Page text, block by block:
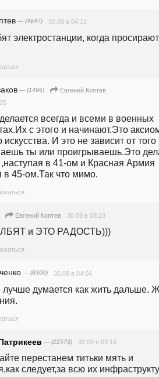
— (4947) 30.09 в 04:12
электростанции, когда просирают
— (1496)
Евгений Коптев
всегда и всеми в военных
с этого и начинают.Это
искусства. И это не зависит от того
ты или проигрываешь.Это
в 41-ом и Красная Армия
в 45-ом.Так что мимо.
Евгений Коптев 30.09 в 08:23
и ЭТО РАДОСТЬ)))
— (8300) 30.09 в 04:04
лучше думается как жить дальше.
— (22573) 30.09 в 03:19
перестанем титьки мять и
следует,за всю их